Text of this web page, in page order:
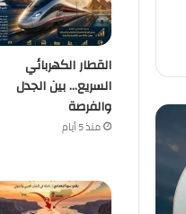
القطار الكهربائي
السريع… بين الجدل
والفرصة
منذ 5 أيام